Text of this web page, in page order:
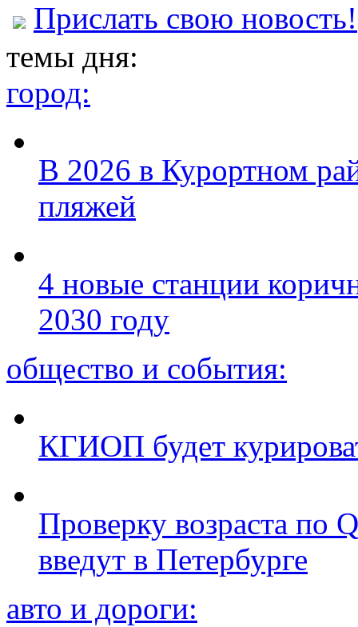
Прислать свою новость!
темы дня:
город:
В 2026 в Курортном
пляжей
4 новые станции
2030 году
общество и события:
КГИОП будет
Проверку возраста по
введут в Петербурге
авто и дороги: